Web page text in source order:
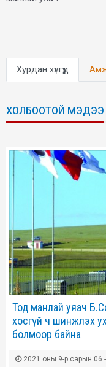
Хурдан хүлгүүд
ХОЛБООТОЙ МЭДЭЭ
Тод манлай уяач
хосгүй ч шинжлэх
болмоор байна
2021 оны 9-р сарын 06